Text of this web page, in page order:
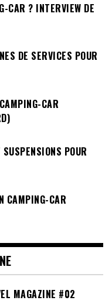
CAR ? INTERVIEW DE
DE SERVICES POUR
CAR
POUR
CAMPING-CAR
MAGAZINE #02